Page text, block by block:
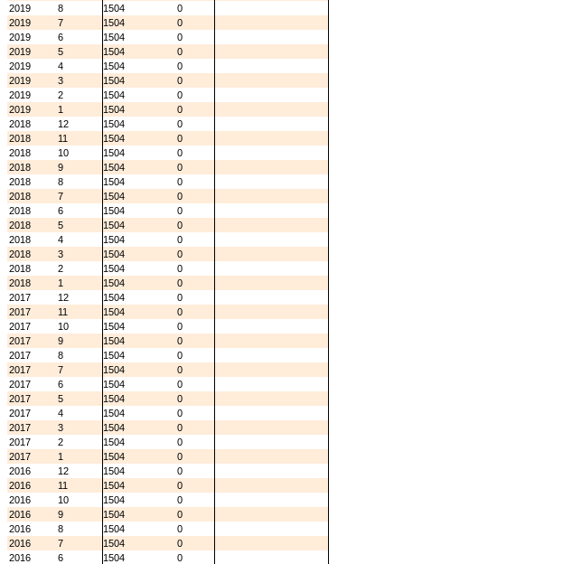
2019
8 1504
0
2019
7 1504
0
2019
6 1504
0
2019
5 1504
0
2019
4 1504
0
2019
3 1504
0
2019
2 1504
0
2019
1 1504
0
2018
12 1504
0
2018
11 1504
0
2018
10 1504
0
2018
9 1504
0
2018
8 1504
0
2018
7 1504
0
2018
6 1504
0
2018
5 1504
0
2018
4 1504
0
2018
3 1504
0
2018
2 1504
0
2018
1 1504
0
2017
12 1504
0
2017
11 1504
0
2017
10 1504
0
2017
9 1504
0
2017
8 1504
0
2017
7 1504
0
2017
6 1504
0
2017
5 1504
0
2017
4 1504
0
2017
3 1504
0
2017
2 1504
0
2017
1 1504
0
2016
12 1504
0
2016
11 1504
0
2016
10 1504
0
2016
9 1504
0
2016
8 1504
0
2016
7 1504
0
2016
6 1504
0